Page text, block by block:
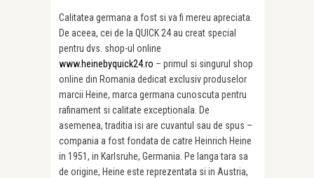
Calitatea germana a fost si va fi mereu apreciata.
De aceea, cei de la QUICK 24 au creat special
pentru dvs. shop-ul online
www.heinebyquick24.ro – primul si singurul shop
online din Romania dedicat exclusiv produselor
marcii Heine, marca germana cunoscuta pentru
rafinament si calitate exceptionala. De
asemenea, traditia isi are cuvantul sau de spus –
compania a fost fondata de catre Heinrich Heine
in 1951, in Karlsruhe, Germania. Pe langa tara sa
de origine, Heine este reprezentata si in Austria,